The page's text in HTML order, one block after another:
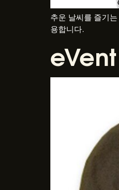
추운 날씨를 즐기
용합니다.